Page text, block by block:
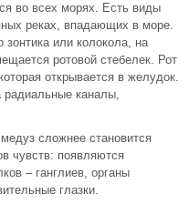
во всех морях. Есть виды
реках, впадающих в море.
или колокола, на
ротовой стебелек. Рот
открывается в желудок.
радиальные каналы,
сложнее становится
чувств: появляются
– ганглиев, органы
глазки.